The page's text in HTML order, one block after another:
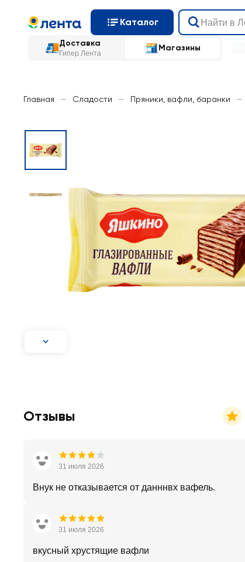
Каталог
Доставка
Гипер Лента
Магазины
Главная — Сладости — Пряники, вафли, баранки —
Отзывы
31 июля 2026
Внук не отказывается от данннвх вафель.
31 июля 2026
вкусный хрустящие вафли